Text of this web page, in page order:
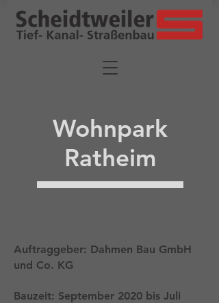
Wohnpark
Ratheim
Auftraggeber: Dahmen Bau GmbH
und Co. KG
Bauzeit: September 2020 bis Juli